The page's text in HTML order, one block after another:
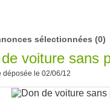
sélectionnées (0)
voiture sans
déposée le 02/06/12